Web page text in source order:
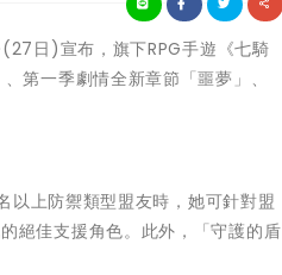
日)宣布，旗下RPG手遊《七騎
第一季劇情全新章節「噩夢」、
以上防禦類型盟友時，她可針對盟
絕佳支援角色。此外，「守護的盾